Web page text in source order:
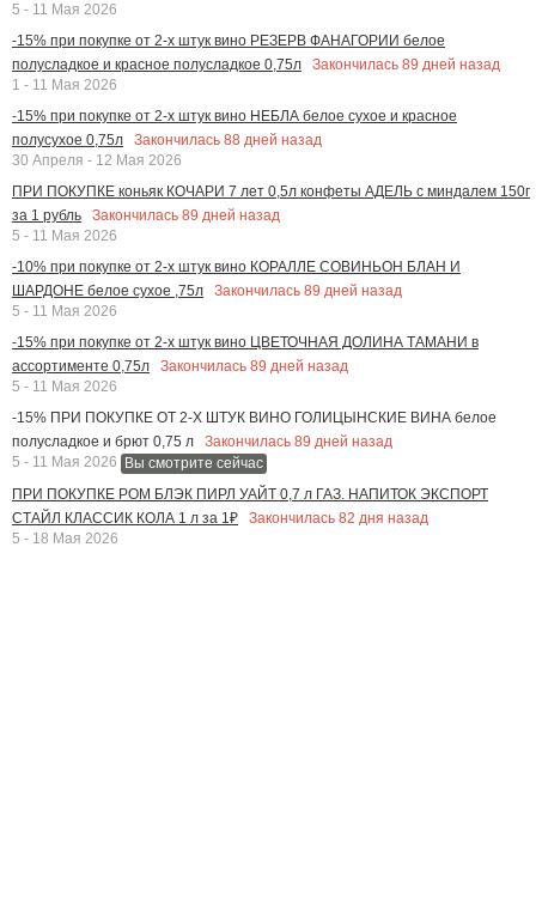
5 - 11 Мая 2026
-15% при покупке от 2-х штук вино РЕЗЕРВ ФАНАГОРИИ белое
полусладкое и красное полусладкое 0,75л
Закончилась 89 дней назад
1 - 11 Мая 2026
-15% при покупке от 2-х штук вино НЕБЛА белое сухое и красное
полусухое 0,75л
Закончилась 88 дней назад
30 Апреля - 12 Мая 2026
ПРИ ПОКУПКЕ коньяк КОЧАРИ 7 лет 0,5л конфеты АДЕЛЬ с миндалем 150г
за 1 рубль
Закончилась 89 дней назад
5 - 11 Мая 2026
-10% при покупке от 2-х штук вино КОРАЛЛЕ СОВИНЬОН БЛАН И
ШАРДОНЕ белое сухое ,75л
Закончилась 89 дней назад
5 - 11 Мая 2026
-15% при покупке от 2-х штук вино ЦВЕТОЧНАЯ ДОЛИНА ТАМАНИ в
ассортименте 0,75л
Закончилась 89 дней назад
5 - 11 Мая 2026
-15% ПРИ ПОКУПКЕ ОТ 2-Х ШТУК ВИНО ГОЛИЦЫНСКИЕ ВИНА белое
полусладкое и брют 0,75 л
Закончилась 89 дней назад
5 - 11 Мая 2026 Вы смотрите сейчас
ПРИ ПОКУПКЕ РОМ БЛЭК ПИРЛ УАЙТ 0,7 л ГАЗ. НАПИТОК ЭКСПОРТ
СТАЙЛ КЛАССИК КОЛА 1 л за 1₽
Закончилась 82 дня назад
5 - 18 Мая 2026